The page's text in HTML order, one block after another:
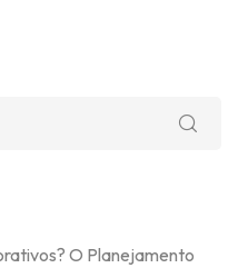
O Planejamento